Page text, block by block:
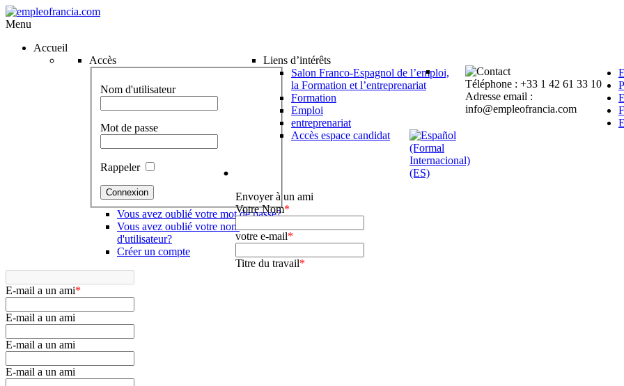
Menu
Accueil
Accès
Nom d'utilisateur
Mot de passe
Rappeler
Vous avez oublié votre mot de passe?
Vous avez oublié votre nom
d'utilisateur?
Créer un compte
Liens d’intérêts
Salon Franco-Espagnol de l’emploi,
la Formation et l’entreprenariat
Formation
Emploi
entreprenariat
Accès espace candidat
Téléphone : +33 1 42 61 33 10
Adresse email :
info@empleofrancia.com
Envoyer à un ami
Votre Nom*
votre e-mail*
Titre du travail*
E-mail a un ami*
E-mail a un ami
E-mail a un ami
E-mail a un ami